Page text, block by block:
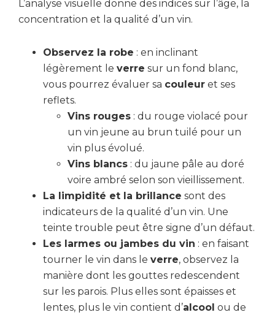
L’analyse visuelle donne des indices sur l’âge, la
concentration et la qualité d’un vin.
Observez la robe : en inclinant
légèrement le verre sur un fond blanc,
vous pourrez évaluer sa couleur et ses
reflets.
Vins rouges : du rouge violacé pour
un vin jeune au brun tuilé pour un
vin plus évolué.
Vins blancs : du jaune pâle au doré
voire ambré selon son vieillissement.
La limpidité et la brillance sont des
indicateurs de la qualité d’un vin. Une
teinte trouble peut être signe d’un défaut.
Les larmes ou jambes du vin : en faisant
tourner le vin dans le verre, observez la
manière dont les gouttes redescendent
sur les parois. Plus elles sont épaisses et
lentes, plus le vin contient d’alcool ou de